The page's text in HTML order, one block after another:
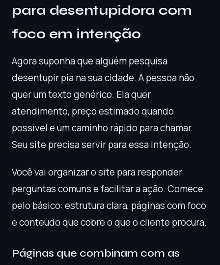
para desentupidora com
foco em intenção
Agora suponha que alguém pesquisa
desentupir pia na sua cidade. A pessoa não
quer um texto genérico. Ela quer
atendimento, preço estimado quando
possível e um caminho rápido para chamar.
Seu site precisa servir para essa intenção.
Você vai organizar o site para responder
perguntas comuns e facilitar a ação. Comece
pelo básico: estrutura clara, páginas com foco
e conteúdo que cobre o que o cliente procura.
Páginas que combinam com as